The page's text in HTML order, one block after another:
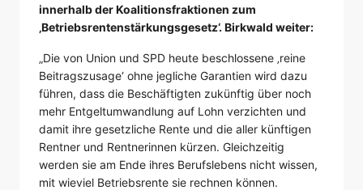
innerhalb der Koalitionsfraktionen zum
‚Betriebsrentenstärkungsgesetz‘. Birkwald weiter:
„Die von Union und SPD heute beschlossene ‚reine
Beitragszusage‘ ohne jegliche Garantien wird dazu
führen, dass die Beschäftigten zukünftig über noch
mehr Entgeltumwandlung auf Lohn verzichten und
damit ihre gesetzliche Rente und die aller künftigen
Rentner und Rentnerinnen kürzen. Gleichzeitig
werden sie am Ende ihres Berufslebens nicht wissen,
mit wieviel Betriebsrente sie rechnen können.